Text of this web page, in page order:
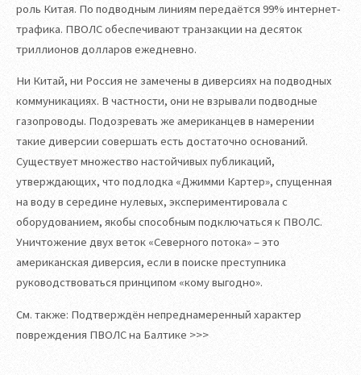
роль Китая. По подводным линиям передаётся 99% интернет-
трафика. ПВОЛС обеспечивают транзакции на десяток
триллионов долларов ежедневно.
Ни Китай, ни Россия не замечены в диверсиях на подводных
коммуникациях. В частности, они не взрывали подводные
газопроводы. Подозревать же американцев в намерении
такие диверсии совершать есть достаточно оснований.
Существует множество настойчивых публикаций,
утверждающих, что подлодка «Джимми Картер», спущенная
на воду в середине нулевых, экспериментировала с
оборудованием, якобы способным подключаться к ПВОЛС.
Уничтожение двух веток «Северного потока» – это
американская диверсия, если в поиске преступника
руководствоваться принципом «кому выгодно».
См. также: Подтверждён непреднамеренный характер
повреждения ПВОЛС на Балтике >>>